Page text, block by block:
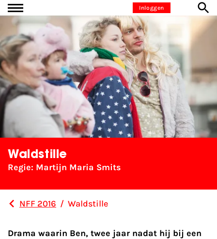
Ga naar inhoudInloggen
Waldstille
Regie: Martijn Maria Smits
NFF 2016 / Waldstille
Drama waarin Ben, twee jaar nadat hij bij een